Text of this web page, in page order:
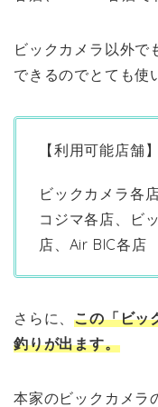
ビックカメラ以外で
できるのでとても使
【利用可能店舗】
ビックカメラ各
コジマ各店、ビ
店、Air BIC各店
さらに、この「ビッ
釣りが出ます。
本家のビックカメラ